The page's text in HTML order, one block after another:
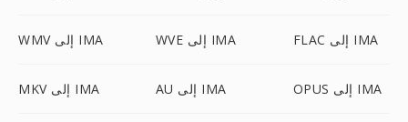
WMV إلى IMA WVE إلى IMA FLAC إلى IMA
MKV إلى IMA AU إلى IMA OPUS إلى IMA